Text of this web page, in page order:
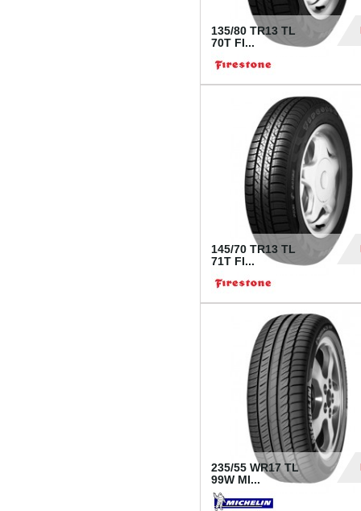
135/80 TR13 TL
70T FI...
145/70 TR13 TL
71T FI...
235/55 WR17 TL
99W MI...